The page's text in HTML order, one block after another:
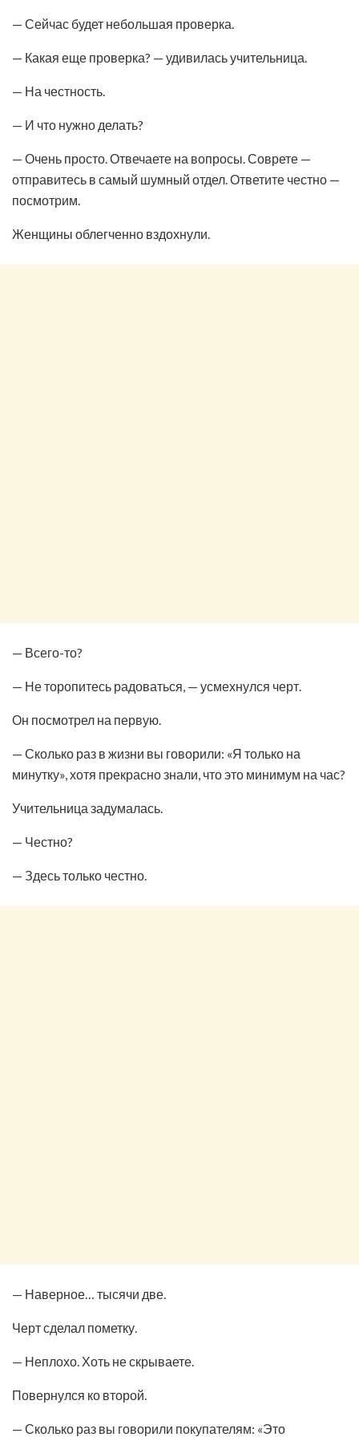
— Сейчас будет небольшая проверка.
— Какая еще проверка? — удивилась учительница.
— На честность.
— И что нужно делать?
— Очень просто. Отвечаете на вопросы. Соврете —
отправитесь в самый шумный отдел. Ответите честно —
посмотрим.
Женщины облегченно вздохнули.
— Всего-то?
— Не торопитесь радоваться, — усмехнулся черт.
Он посмотрел на первую.
— Сколько раз в жизни вы говорили: «Я только на
минутку», хотя прекрасно знали, что это минимум на час?
Учительница задумалась.
— Честно?
— Здесь только честно.
— Наверное… тысячи две.
Черт сделал пометку.
— Неплохо. Хоть не скрываете.
Повернулся ко второй.
— Сколько раз вы говорили покупателям: «Это